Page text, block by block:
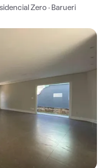
Zero · Barueri